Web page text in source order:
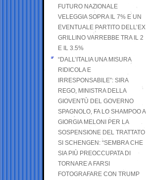
FUTURO NAZIONALE
VELEGGIA SOPRA IL 7% E UN
EVENTUALE PARTITO DELL’EX
GRILLINO VARREBBE TRA IL 2
E IL 3.5%
“DALL’ITALIA UNA MISURA
RIDICOLA E
IRRESPONSABILE”: SIRA
REGO, MINISTRA DELLA
GIOVENTÙ DEL GOVERNO
SPAGNOLO, FA LO SHAMPOO A
GIORGIA MELONI PER LA
SOSPENSIONE DEL TRATTATO
SI SCHENGEN: “SEMBRA CHE
SIA PIÙ PREOCCUPATA DI
TORNARE A FARSI
FOTOGRAFARE CON TRUMP